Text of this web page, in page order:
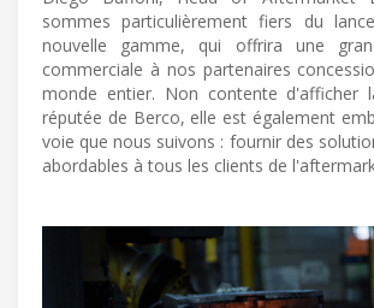
sommes particulièrement fiers du
nouvelle gamme, qui offrira une
commerciale à nos partenaires
monde entier. Non contente d'afficher
réputée de Berco, elle est également
voie que nous suivons : fournir des
abordables à tous les clients de